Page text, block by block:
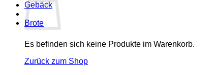
Es befinden sich keine Produkte im Warenkorb.
Zurück zum Shop
Gebäck
Brote